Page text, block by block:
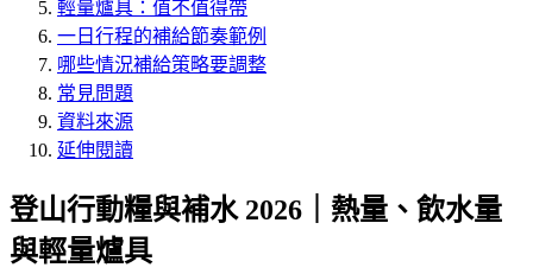
輕量爐具：值不值得帶
一日行程的補給節奏範例
哪些情況補給策略要調整
常見問題
資料來源
延伸閱讀
登山行動糧與補水 2026｜熱量、飲水量
與輕量爐具